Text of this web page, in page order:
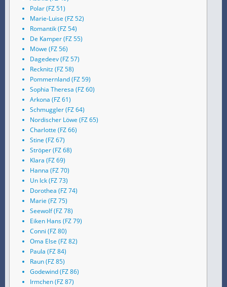
Polar (FZ 51)
Marie-Luise (FZ 52)
Romantik (FZ 54)
De Kamper (FZ 55)
Möwe (FZ 56)
Dagedeev (FZ 57)
Recknitz (FZ 58)
Pommernland (FZ 59)
Sophia Theresa (FZ 60)
Arkona (FZ 61)
Schmuggler (FZ 64)
Nordischer Löwe (FZ 65)
Charlotte (FZ 66)
Stine (FZ 67)
Ströper (FZ 68)
Klara (FZ 69)
Hanna (FZ 70)
Un Ick (FZ 73)
Dorothea (FZ 74)
Marie (FZ 75)
Seewolf (FZ 78)
Eiken Hans (FZ 79)
Conni (FZ 80)
Oma Else (FZ 82)
Paula (FZ 84)
Raun (FZ 85)
Godewind (FZ 86)
Irmchen (FZ 87)